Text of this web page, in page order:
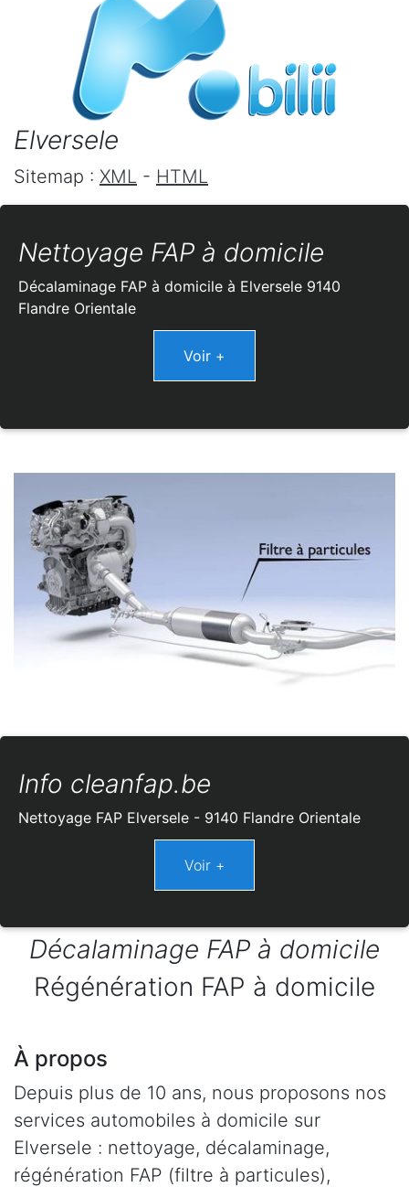
Elversele
Sitemap : XML - HTML
Nettoyage FAP à domicile
Décalaminage FAP à domicile à Elversele 9140
Flandre Orientale
Voir +
Info cleanfap.be
Nettoyage FAP Elversele - 9140 Flandre Orientale
Décalaminage FAP à domicile
Régénération FAP à domicile
À propos
Depuis plus de 10 ans, nous proposons nos
services automobiles à domicile sur
Elversele : nettoyage, décalaminage,
régénération FAP (filtre à particules),